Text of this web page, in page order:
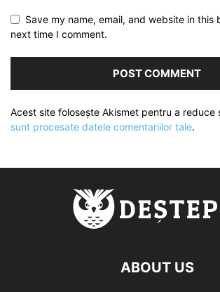
Save my name, email, and website in this
next time I comment.
Acest site folosește Akismet pentru a reduce
sunt procesate datele comentariilor tale.
ABOUT US